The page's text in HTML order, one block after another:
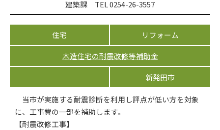
建築課 TEL 0254-26-3557
住宅 リフォーム
木造住宅の耐震改修等補助金
新発田市
当市が実施する耐震診断を利用し評点が低い方を対象
に、工事費の一部を補助します。
【耐震改修工事】